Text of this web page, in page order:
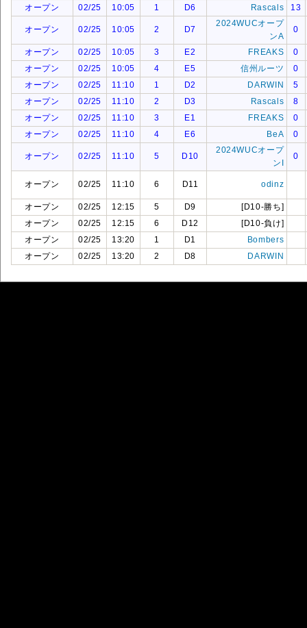
オープン
02/25 10:05 1 D6 Rascals 13
オープン 02/25 10:05 2 D7
2024WUCオープ
ンA
0
オープン 02/25 10:05 3 E2 FREAKS
0
オープン
02/25 10:05 4 E5 信州ルーツ
0
オープン
02/25 11:10 1 D2 DARWIN
5
オープン
02/25 11:10 2 D3 Rascals
8
オープン
02/25 11:10 3 E1 FREAKS
0
オープン
02/25 11:10 4 E6 BeA 0
オープン 02/25 11:10 5 D10
2024WUCオープ
ンI
0
オープン 02/25 11:10 6 D11 odinz
オープン 02/25 12:15 5 D9
[D10-勝ち]
オープン
02/25 12:15 6 D12
[D10-負け]
オープン
02/25 13:20 1 D1
Bombers
オープン
02/25 13:20 2 D8 DARWIN